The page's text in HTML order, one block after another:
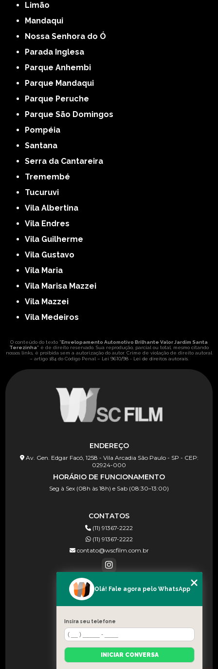
Limão
Mandaqui
Nossa Senhora do Ó
Parada Inglesa
Parque Anhembi
Parque Mandaqui
Parque Peruche
Parque São Domingos
Pompéia
Santana
Serra da Cantareira
Tremembé
Tucuruvi
Vila Albertina
Vila Endres
Vila Guilherme
Vila Gustavo
Vila Maria
Vila Marisa Mazzei
Vila Mazzei
Vila Medeiros
O conteúdo do texto " Envelopamento Automotivo Brilhante Valor Jardim Santa
Terezinha" é de direito reservado. Sua reprodução, parcial ou total, mesmo citando
nossos links, é proibida sem a autorização do autor. Crime de violação de direito autoral
– artigo 184 do Código Penal – Lei 9610/98 - Lei de direitos autorais.
ENDEREÇO
Av. Gen. Edgar Facó, 1258 - Vila Arcadia São Paulo - SP - CEP:
02924-000
HORÁRIO DE FUNCIONAMENTO
Seg à Sex (08h às 18h) e Sab (08:30–13:00)
CONTATOS
(11) 91367-2222
(11) 91367-2222
contato@wscfilm.com.br
MENU
HOME
BLOG
CONTATO
CATEGORIAS
Olá! Fale agora pelo WhatsApp
Insira seu telefone
INICIAR CONVERSA